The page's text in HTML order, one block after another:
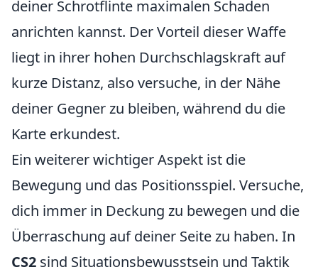
deiner Schrotflinte maximalen Schaden
anrichten kannst. Der Vorteil dieser Waffe
liegt in ihrer hohen Durchschlagskraft auf
kurze Distanz, also versuche, in der Nähe
deiner Gegner zu bleiben, während du die
Karte erkundest.
Ein weiterer wichtiger Aspekt ist die
Bewegung und das Positionsspiel. Versuche,
dich immer in Deckung zu bewegen und die
Überraschung auf deiner Seite zu haben. In
CS2 sind Situationsbewusstsein und Taktik